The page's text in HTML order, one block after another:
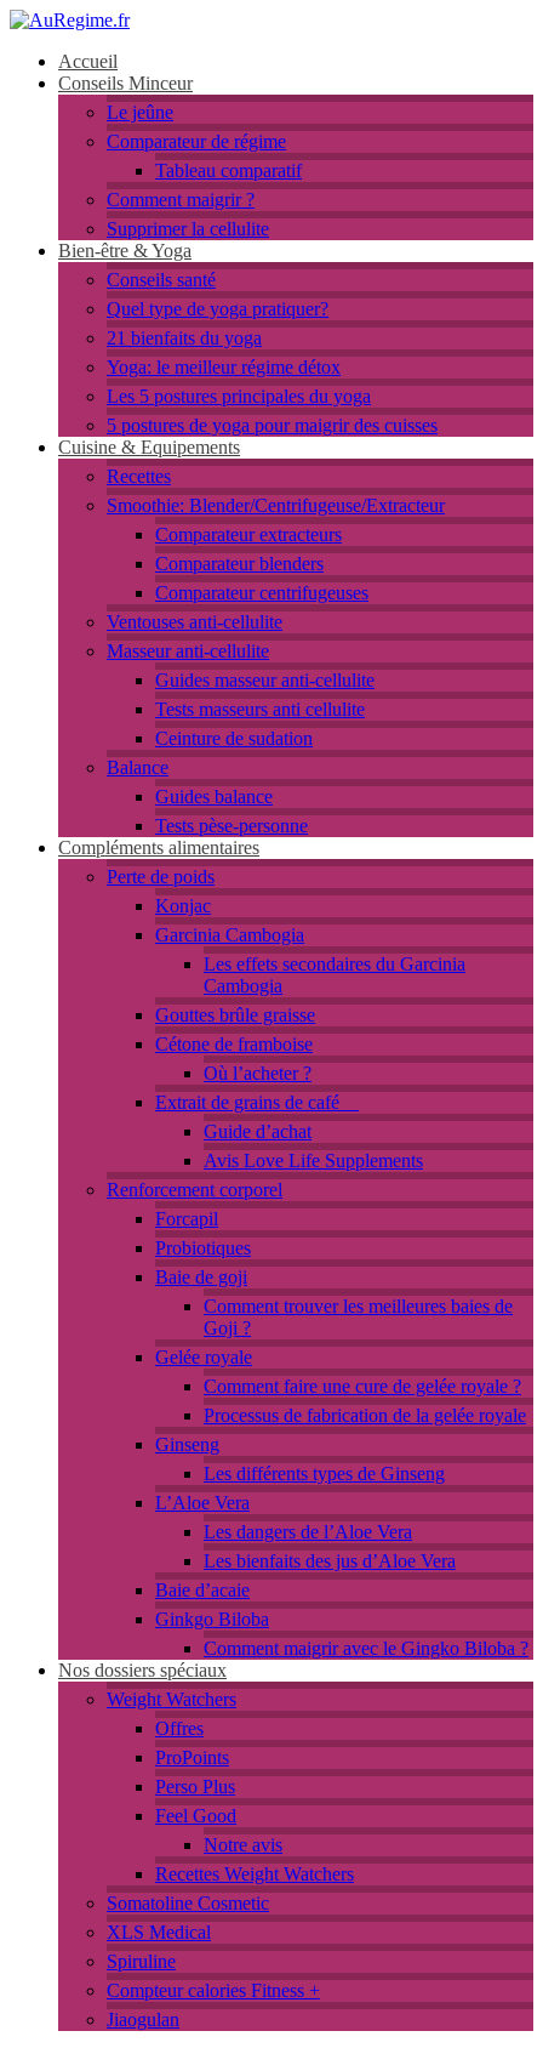
Accueil
Conseils Minceur
Le jeûne
Comparateur de régime
Tableau comparatif
Comment maigrir ?
Supprimer la cellulite
Bien-être & Yoga
Conseils santé
Quel type de yoga pratiquer?
21 bienfaits du yoga
Yoga: le meilleur régime détox
Les 5 postures principales du yoga
5 postures de yoga pour maigrir des cuisses
Cuisine & Equipements
Recettes
Smoothie: Blender/Centrifugeuse/Extracteur
Comparateur extracteurs
Comparateur blenders
Comparateur centrifugeuses
Ventouses anti-cellulite
Masseur anti-cellulite
Guides masseur anti-cellulite
Tests masseurs anti cellulite
Ceinture de sudation
Balance
Guides balance
Tests pèse-personne
Compléments alimentaires
Perte de poids
Konjac
Garcinia Cambogia
Les effets secondaires du Garcinia
Cambogia
Gouttes brûle graisse
Cétone de framboise
Où l’acheter ?
Extrait de grains de café
Guide d’achat
Avis Love Life Supplements
Renforcement corporel
Forcapil
Probiotiques
Baie de goji
Comment trouver les meilleures baies de
Goji ?
Gelée royale
Comment faire une cure de gelée royale ?
Processus de fabrication de la gelée royale
Ginseng
Les différents types de Ginseng
L’Aloe Vera
Les dangers de l’Aloe Vera
Les bienfaits des jus d’Aloe Vera
Baie d’acaie
Ginkgo Biloba
Comment maigrir avec le Gingko Biloba ?
Nos dossiers spéciaux
Weight Watchers
Offres
ProPoints
Perso Plus
Feel Good
Notre avis
Recettes Weight Watchers
Somatoline Cosmetic
XLS Medical
Spiruline
Compteur calories Fitness +
Jiaogulan